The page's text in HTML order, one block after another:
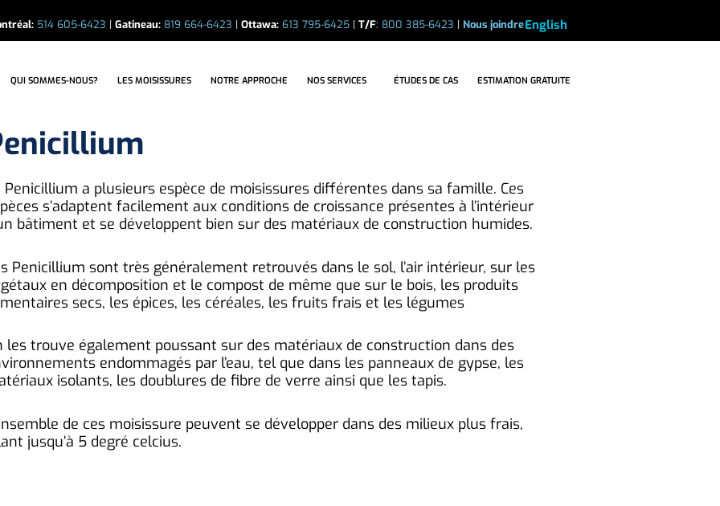
514 605-6423 | Gatineau: 819 664-6423 | Ottawa: 613 795-6425 | T/F: 800 385-6423 | Nous joindreEnglish
QUI SOMMES-NOUS? LES MOISISSURES NOTRE APPROCHE NOS SERVICES ÉTUDES DE CAS ESTIMATION GRATUITE
Penicillium a plusieurs espèce de moisissures différentes dans sa famille. Ces
s’adaptent facilement aux conditions de croissance présentes à l’intérieur
bâtiment et se développent bien sur des matériaux de construction humides.
Penicillium sont très généralement retrouvés dans le sol, l’air intérieur, sur les
en décomposition et le compost de même que sur le bois, les produits
secs, les épices, les céréales, les fruits frais et les légumes
les trouve également poussant sur des matériaux de construction dans des
endommagés par l’eau, tel que dans les panneaux de gypse, les
isolants, les doublures de fibre de verre ainsi que les tapis.
de ces moisissure peuvent se développer dans des milieux plus frais,
jusqu’à 5 degré celcius.